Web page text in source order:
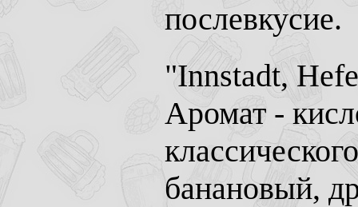
послевкусие.
"Innstadt,
Аромат -
банановый,